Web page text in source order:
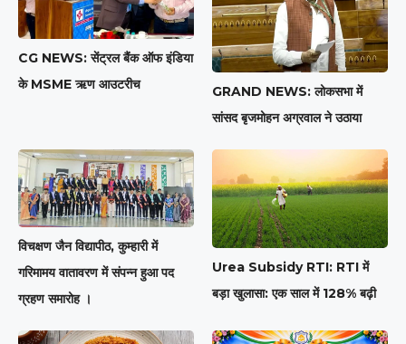
CG NEWS: सेंट्रल बैंक ऑफ इंडिया
के MSME ऋण आउटरीच
GRAND NEWS: लोकसभा में
सांसद बृजमोहन अग्रवाल ने उठाया
विचक्षण जैन विद्यापीठ, कुम्हारी में
गरिमामय वातावरण में संपन्न हुआ पद
ग्रहण समारोह ।
Urea Subsidy RTI: RTI में
बड़ा खुलासा: एक साल में 128% बढ़ी